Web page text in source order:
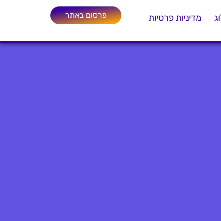
מדיניות פרטיות פרסום באתר